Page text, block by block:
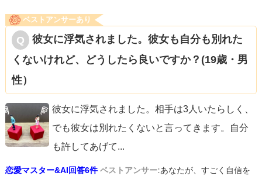
ベストアンサーあり
彼女に浮気されました。彼女も自分も別れた
くないけれど、どうしたら良いですか？(19歳・男
性）
彼女に浮気されました。相手は3人いたらしく、
でも彼女は別れたくないと言ってきます。自分
も許してあげて...
恋愛マスター&AI回答6件 ベストアンサー:あなたが、すごく自信を